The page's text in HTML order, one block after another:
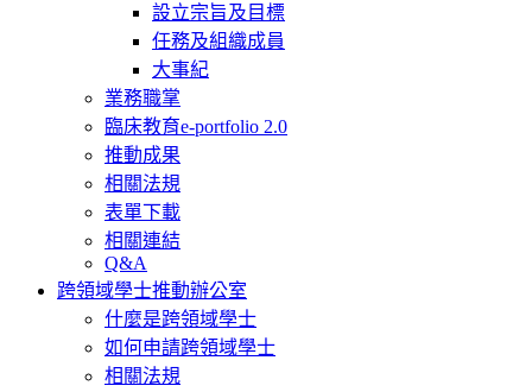
設立宗旨及目標
任務及組織成員
大事紀
業務職掌
臨床教育e-portfolio 2.0
推動成果
相關法規
表單下載
相關連結
Q&A
跨領域學士推動辦公室
什麼是跨領域學士
如何申請跨領域學士
相關法規